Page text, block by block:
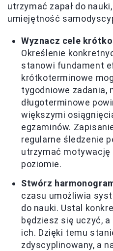
utrzymać zapał do
umiejętność
Wyznacz cele
Określenie
stanowi fundament
krótkoterminowe
tygodniowe zadania,
długoterminowe
większymi
egzaminów.
regularne śledzenie
utrzymać motywację
poziomie.
Stwórz
czasu umożliwia
do nauki. Ustal
będziesz się uczyć,
ich. Dzięki temu
zdyscyplinowany, a